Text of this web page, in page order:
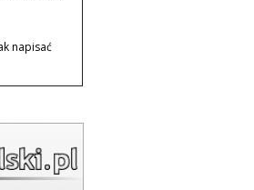
napisać